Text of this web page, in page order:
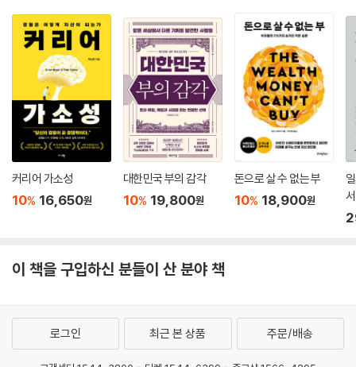
커리어 가소성
10% 16,650원
대한민국 부의 감각
10% 19,800원
돈으로 살 수 없는 부
10% 18,900원
이 책을 구입하신 분들이 산 분야 책
로그인 최근 본 상품 주문/배송